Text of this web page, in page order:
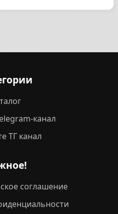
канал
ТГ канал
соглашение